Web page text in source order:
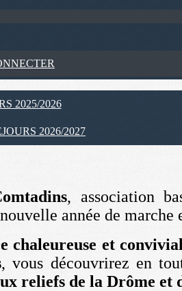
2025/2026
2026/2027
, association
année de marche
chaleureuse et
, vous découvrirez en
reliefs de la Drôme et